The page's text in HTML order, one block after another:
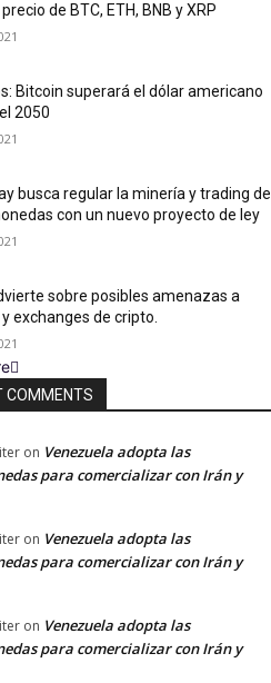
de BTC, ETH, BNB y XRP
Bitcoin superará el dólar americano
2050
busca regular la minería y trading de
con un nuevo proyecto de ley
sobre posibles amenazas a
exchanges de cripto.
COMMENTS
on Venezuela adopta las
para comercializar con Irán y
on Venezuela adopta las
para comercializar con Irán y
on Venezuela adopta las
para comercializar con Irán y